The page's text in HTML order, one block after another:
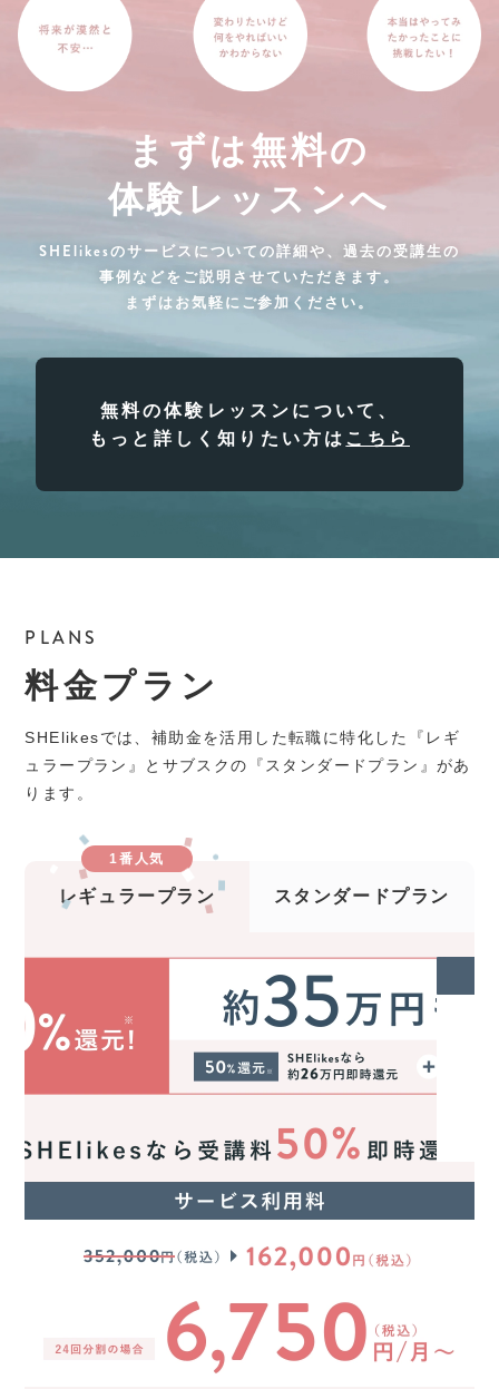
まずは無料の
体験レッスンへ
SHElikesのサービスについての詳細や、過去の受講生の
事例などをご説明させていただきます。
まずはお気軽にご参加ください。
無料の体験レッスンについて、
もっと詳しく知りたい方は こちら
PLANS
料金プラン
SHElikesでは、補助金を活用した転職に特化した『レギ
ュラープラン』とサブスクの『スタンダードプラン』があ
ります。
レギュラープラン
1番人気
スタンダードプラン